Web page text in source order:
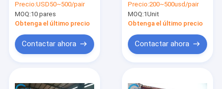
Control de calidad
Contacta con nosotros
Casos de trabajo
tubo de UHMWPE los
altos riegan el cuello
del flotador
Precio:USD50~500/pair
MOQ:10 pares
Obtenga el último precio
Contactar ahora
Foam llenó el
poliuretano de alta
densidad del PE
Precio:200~500usd/pair
MOQ:1Unit
Obtenga el último precio
Contactar ahora